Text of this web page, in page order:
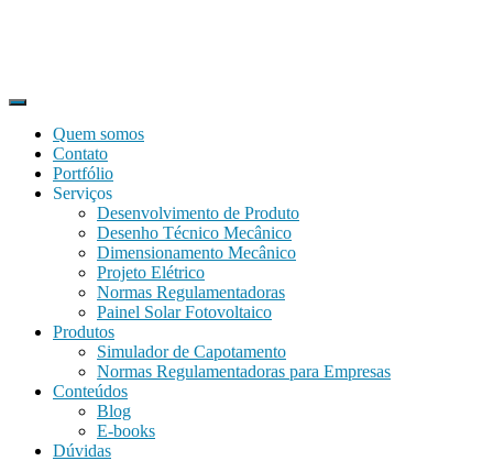
Quem somos
Contato
Portfólio
Serviços
Desenvolvimento de Produto
Desenho Técnico Mecânico
Dimensionamento Mecânico
Projeto Elétrico
Normas Regulamentadoras
Painel Solar Fotovoltaico
Produtos
Simulador de Capotamento
Normas Regulamentadoras para Empresas
Conteúdos
Blog
E-books
Dúvidas